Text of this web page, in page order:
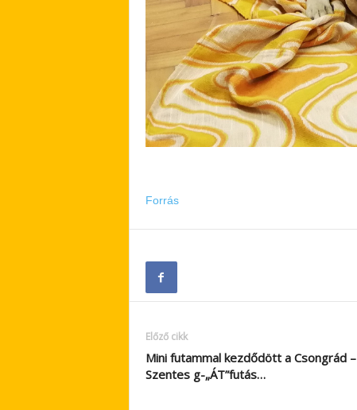
Forrás
Előző cikk
Mini futammal kezdődött a Csongrád –
Szentes g-„ÁT”futás…